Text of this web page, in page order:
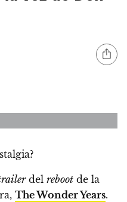
del reboot de la
The Wonder Years.